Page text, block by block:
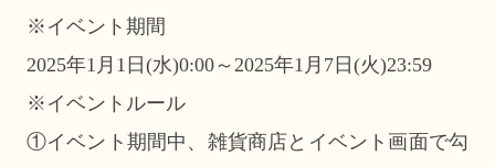
※イベント期間
2025年1月1日(水)0:00～2025年1月7日(火)23:59
※イベントルール
①イベント期間中、雑貨商店とイベント画面で勾